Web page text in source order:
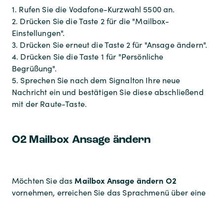
1. Rufen Sie die Vodafone-Kurzwahl 5500 an.
2. Drücken Sie die Taste 2 für die "Mailbox-
Einstellungen".
3. Drücken Sie erneut die Taste 2 für "Ansage ändern".
4. Drücken Sie die Taste 1 für "Persönliche
Begrüßung".
5. Sprechen Sie nach dem Signalton Ihre neue
Nachricht ein und bestätigen Sie diese abschließend
mit der Raute-Taste.
O2 Mailbox Ansage ändern
Möchten Sie das Mailbox Ansage ändern O2
vornehmen, erreichen Sie das Sprachmenü über eine